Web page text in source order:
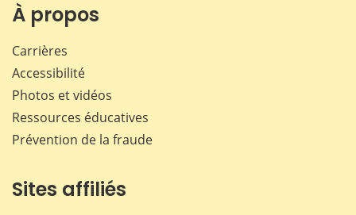
À propos
Carrières
Accessibilité
Photos et vidéos
Ressources éducatives
Prévention de la fraude
Sites affiliés